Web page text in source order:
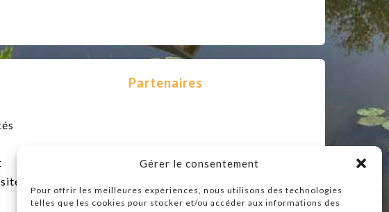
Gérer le consentement
Pour offrir les meilleures expériences, nous utilisons des technologies
telles que les cookies pour stocker et/ou accéder aux informations des
Partenaires